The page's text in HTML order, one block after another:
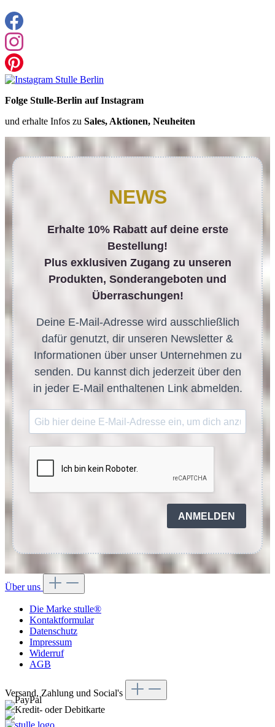
Folge Stulle-Berlin auf Instagram
und erhalte Infos zu Sales, Aktionen, Neuheiten
NEWS
Erhalte 10% Rabatt auf deine erste
Bestellung!
Plus exklusiven Zugang zu unseren
Produkten, Sonderangeboten und
Überraschungen!
Deine E-Mail-Adresse wird ausschließlich
dafür genutzt, dir unseren Newsletter &
Informationen über unser Unternehmen zu
senden. Du kannst dich jederzeit über den
in jeder E-Mail enthaltenen Link abmelden.
ANMELDEN
Über uns
Die Marke stulle®
Kontaktformular
Datenschutz
Impressum
Widerruf
AGB
Versand, Zahlung und Social's